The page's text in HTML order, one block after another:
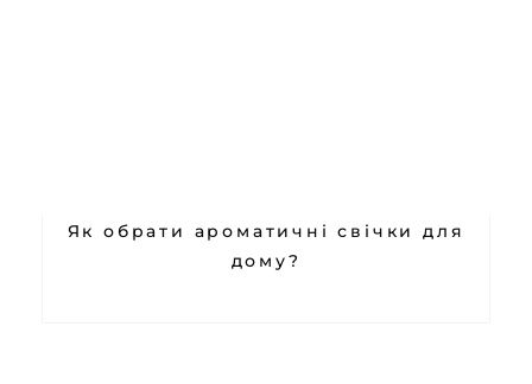
Як обрати ароматичні свічки для
дому?